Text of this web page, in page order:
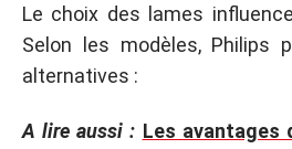
Le choix des lames
Selon les modèles, Philips
alternatives :
A lire aussi : Les avantages